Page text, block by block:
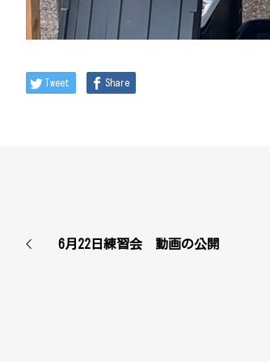
Tweet Share
6月22日練習会 動画の公開